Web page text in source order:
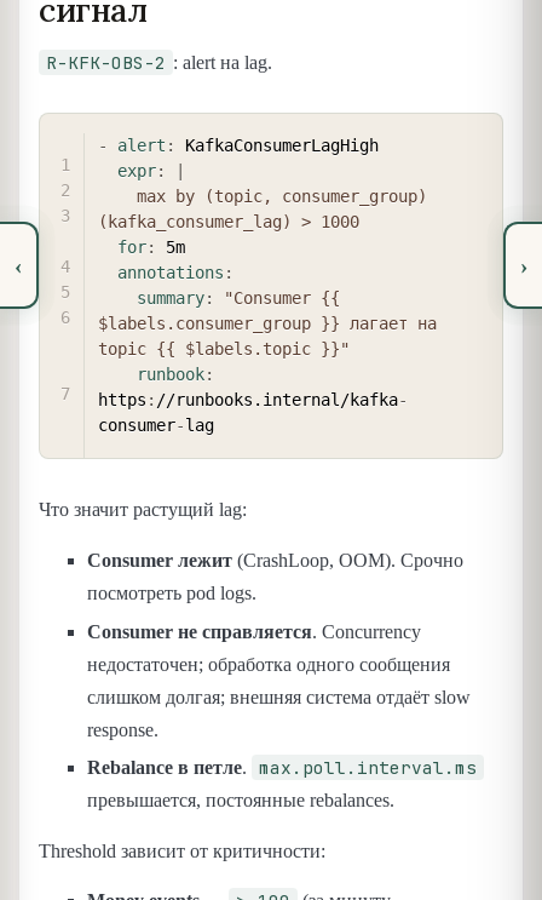
‹
сигнал
R-KFK-OBS-2 : alert на lag.
- alert :
KafkaConsumerLagHigh
expr:
(kafka_consumer_lag) > 1000
for:
5m
annotations :
summary:
"Consumer {{
$labels.consumer_group }} лагает на
topic {{ $labels.topic }}"
runbook:
https : //runbooks.internal/kafka-
consumer-
Что значит растущий lag:
Consumer лежит (CrashLoop, OOM). Срочно
посмотреть pod logs.
Consumer не справляется. Concurrency
недостаточен; обработка одного сообщения
слишком долгая; внешняя система отдаёт slow
response.
Rebalance в петле. max.poll.interval.ms
превышается, постоянные rebalances.
Threshold зависит от критичности:
›